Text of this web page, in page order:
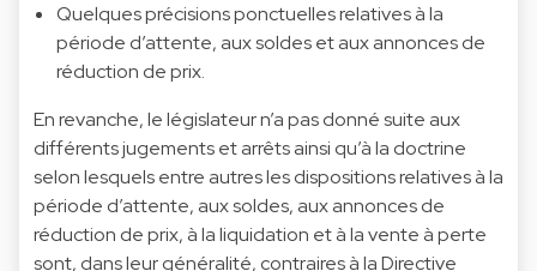
Quelques précisions ponctuelles relatives à la
période d’attente, aux soldes et aux annonces de
réduction de prix.
En revanche, le législateur n’a pas donné suite aux
différents jugements et arrêts ainsi qu’à la doctrine
selon lesquels entre autres les dispositions relatives à la
période d’attente, aux soldes, aux annonces de
réduction de prix, à la liquidation et à la vente à perte
sont, dans leur généralité, contraires à la Directive